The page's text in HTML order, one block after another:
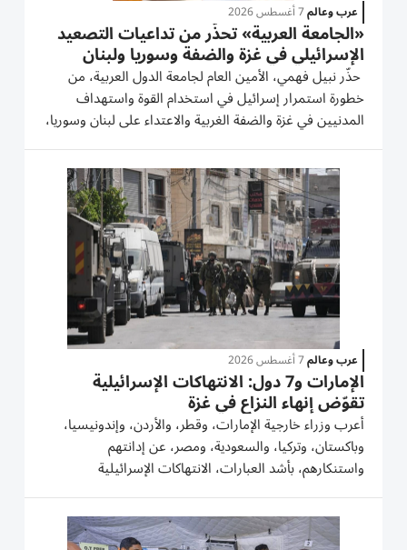
عرب وعالم7 أغسطس 2026
«الجامعة العربية» تحذّر من تداعيات التصعيد
الإسرائيلي في غزة والضفة وسوريا ولبنان
حذّر نبيل فهمي، الأمين العام لجامعة الدول العربية، من
خطورة استمرار إسرائيل في استخدام القوة واستهداف
المدنيين في غزة والضفة الغربية والاعتداء على لبنان وسوريا،
مؤكداً أن هذا النهج يوسع دائرة المواجهة ويهدّد أمن المنطقة
واستقرارها. وشدّد فهمي، في بيان، على ضرورة وقف...
عرب وعالم7 أغسطس 2026
الإمارات و7 دول: الانتهاكات الإسرائيلية
تقوّض إنهاء النزاع في غزة
أعرب وزراء خارجية الإمارات، وقطر، والأردن، وإندونيسيا،
وباكستان، وتركيا، والسعودية، ومصر، عن إدانتهم
واستنكارهم، بأشد العبارات، الانتهاكات الإسرائيلية
المتواصلة في قطاع غزة، ولاسيما استهداف المرافق
والمنشآت الصحية، والاعتداء على البنية التحتية المدنية،
واستمرار سقوط...